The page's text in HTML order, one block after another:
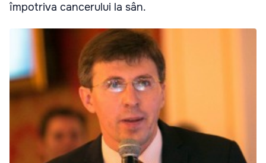
împotriva cancerului la sân.